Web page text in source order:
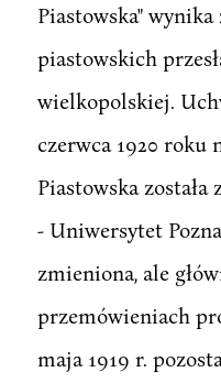
Piastowska"
piastowskich
wielkopolskiej.
czerwca 1920 roku
Piastowska
- Uniwersytet
zmieniona, ale
przemówieniach
maja 1919 r.